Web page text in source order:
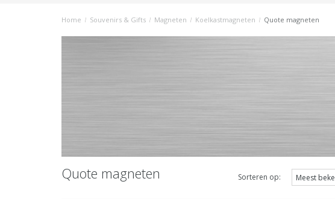
Home / Souvenirs & Gifts / Magneten / Koelkastmagneten / Quote magneten
Quote magneten Sorteren op: